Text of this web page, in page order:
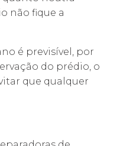
não fique a
é previsível, por
do prédio, o
que qualquer